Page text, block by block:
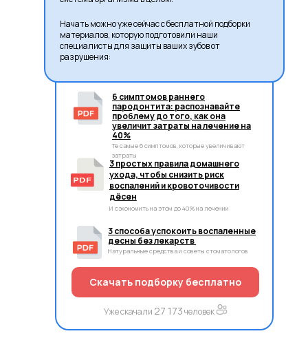
Начать можно уже сейчас с бесплатной подборки
материалов, которую подготовили наши
специалисты для защиты ваших зубов от
разрушения:
6 симптомов раннего
пародонтита: распознавайте
проблему до того, как она
увеличит затраты на лечение на
40%
Те самые 6 симптомов, которые увеличивают
затраты
3 простых правила домашнего
ухода, чтобы снизить риск
воспалений и кровоточивости
дёсен
И сэкономить на этом до 40% на лечении
3 способа успокоить воспаленные
десны без лекарств
Натуральные средства и советы стоматологов
Скачать подборку бесплатно
Уже скачали 27 173человек